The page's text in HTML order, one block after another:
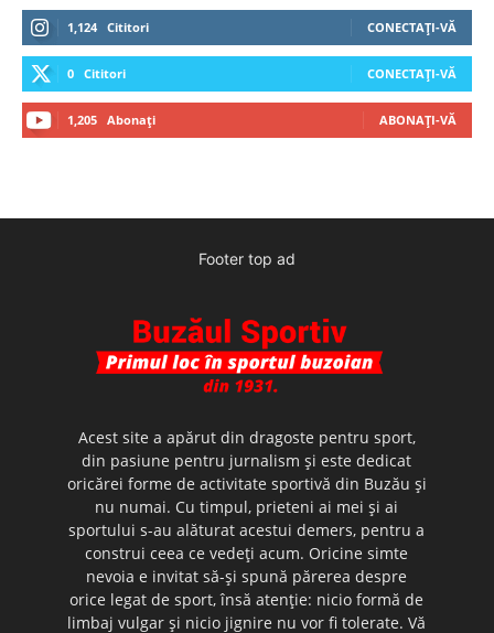
1,124 Cititori CONECTAȚI-VĂ
0 Cititori CONECTAȚI-VĂ
1,205 Abonați ABONAȚI-VĂ
Footer top ad
Acest site a apărut din dragoste pentru sport,
din pasiune pentru jurnalism şi este dedicat
oricărei forme de activitate sportivă din Buzău şi
nu numai. Cu timpul, prieteni ai mei şi ai
sportului s-au alăturat acestui demers, pentru a
construi ceea ce vedeţi acum. Oricine simte
nevoia e invitat să-şi spună părerea despre
orice legat de sport, însă atenţie: nicio formă de
limbaj vulgar şi nicio jignire nu vor fi tolerate. Vă